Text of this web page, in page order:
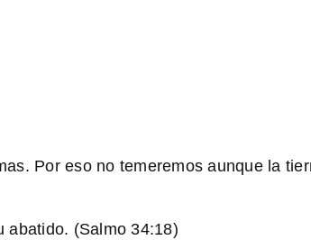
Por eso no temeremos aunque la
abatido. (Salmo 34:18)